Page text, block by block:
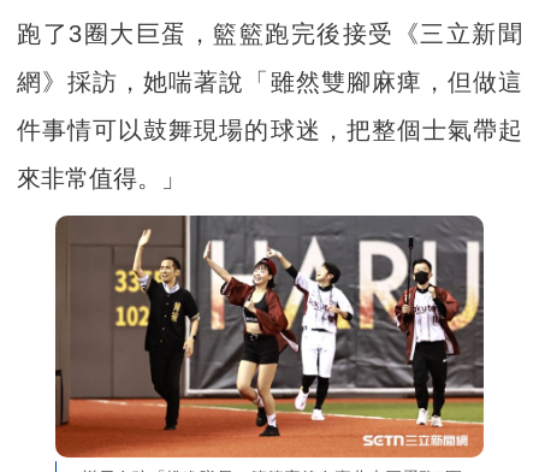
跑了3圈大巨蛋，籃籃跑完後接受《三立新聞
網》採訪，她喘著說「雖然雙腳麻痺，但做這
件事情可以鼓舞現場的球迷，把整個士氣帶起
來非常值得。」